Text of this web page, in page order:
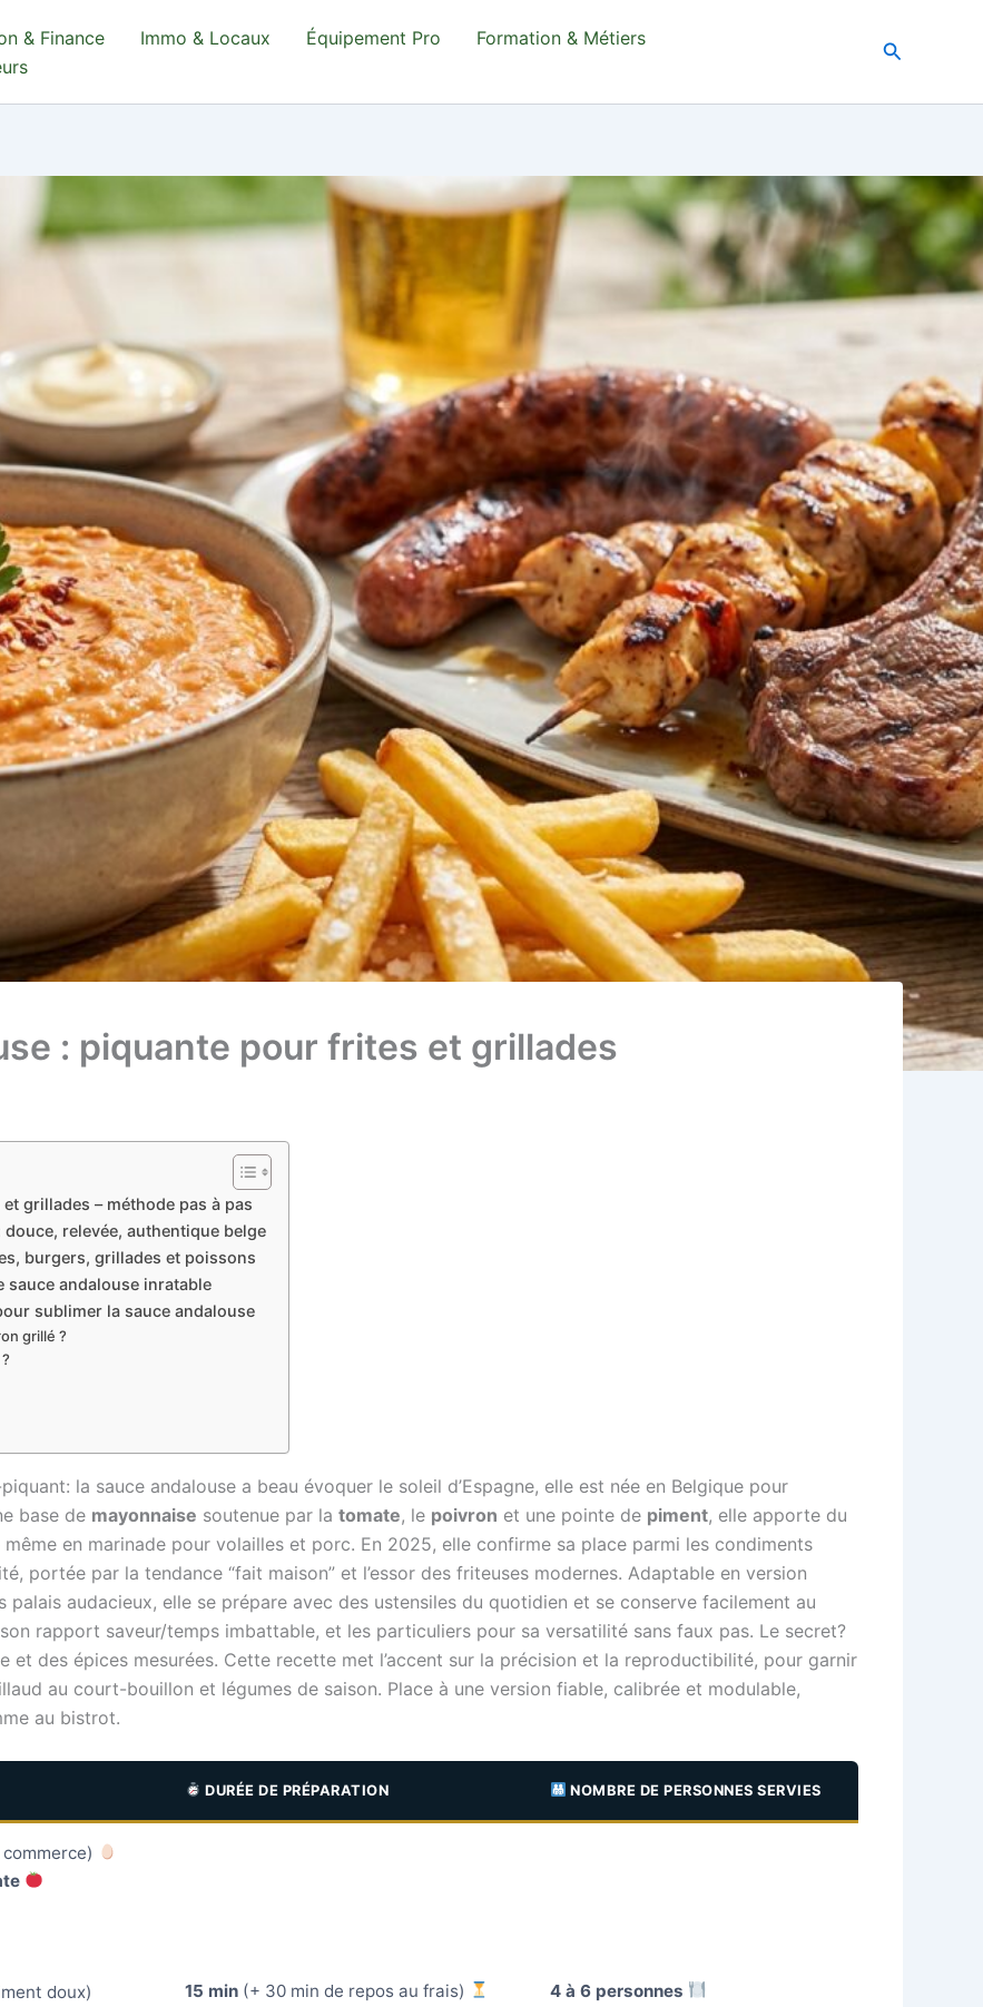
& Finance Immo & Locaux Équipement Pro
Formation & Métiers
: piquante pour frites et grillades
grillades – méthode pas à pas
relevée, authentique belge
burgers, grillades et poissons
andalouse inratable
sublimer la sauce andalouse
grillé ?
la sauce andalouse a beau évoquer le soleil d’Espagne, elle est née en Belgique pour
base de mayonnaise soutenue par la tomate, le poivron et une pointe de piment, elle apporte du
en marinade pour volailles et porc. En 2025, elle confirme sa place parmi les condiments
portée par la tendance “fait maison” et l’essor des friteuses modernes. Adaptable en version
audacieux, elle se prépare avec des ustensiles du quotidien et se conserve facilement au
rapport saveur/temps imbattable, et les particuliers pour sa versatilité sans faux pas. Le secret?
et des épices mesurées. Cette recette met l’accent sur la précision et la reproductibilité, pour garnir
au court-bouillon et légumes de saison. Place à une version fiable, calibrée et modulable,
au bistrot.
DURÉE DE PRÉPARATION NOMBRE DE PERSONNES SERVIES
doux)
15 min (+ 30 min de repos au frais) 4 à 6 personnes